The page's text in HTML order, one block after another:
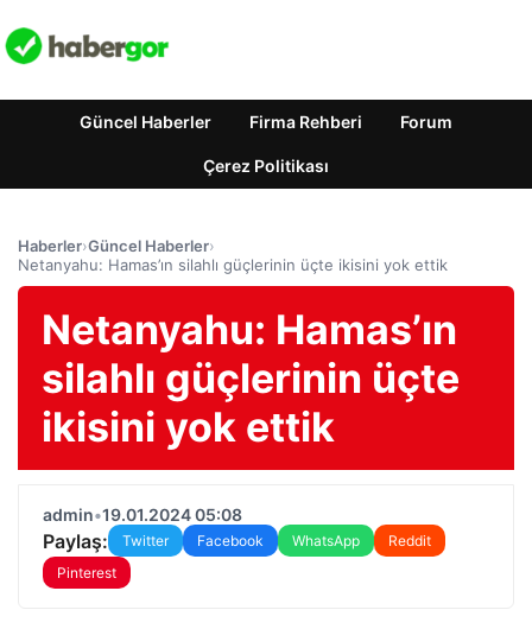
Güncel Haberler Firma Rehberi Forum
Çerez Politikası
Haberler›Güncel Haberler›
Netanyahu: Hamas’ın silahlı güçlerinin üçte ikisini yok ettik
Netanyahu: Hamas’ın
silahlı güçlerinin üçte
ikisini yok ettik
admin•19.01.2024 05:08
Paylaş: Twitter Facebook WhatsApp
Reddit
Pinterest